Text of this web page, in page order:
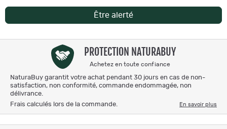
Être alerté
PROTECTION NATURABUY
Achetez en toute confiance
NaturaBuy garantit votre achat pendant 30 jours en cas de non-
satisfaction, non conformité, commande endommagée, non
délivrance.
Frais calculés lors de la commande.
En savoir plus